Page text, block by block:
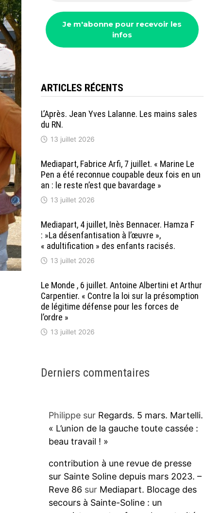
ARTICLES RÉCENTS
L’Après. Jean Yves Lalanne. Les mains sales
du RN.
13 juillet 2026
Mediapart, Fabrice Arfi, 7 juillet. « Marine Le
Pen a été reconnue coupable deux fois en un
an : le reste n’est que bavardage »
13 juillet 2026
Mediapart, 4 juillet, Inès Bennacer. Hamza F
: »La désenfantisation à l’œuvre »,
« adultification » des enfants racisés.
13 juillet 2026
Le Monde , 6 juillet. Antoine Albertini et Arthur
Carpentier. « Contre la loi sur la présomption
de légitime défense pour les forces de
l’ordre »
13 juillet 2026
Derniers commentaires
Philippesur Regards. 5 mars. Martelli.
« L’union de la gauche toute cassée :
beau travail ! »
contribution à une revue de presse
sur Sainte Soline depuis mars 2023. –
Reve 86 sur Mediapart. Blocage des
secours à Sainte-Soline : un